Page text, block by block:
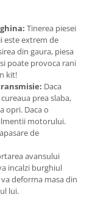
Tinerea piesei
este extrem de
din gaura, piesa
poate provoca rani
kit!
Daca
prea slaba,
opri. Daca o
motorului.
de
avansului
incalzi burghiul
deforma masa din
lui.